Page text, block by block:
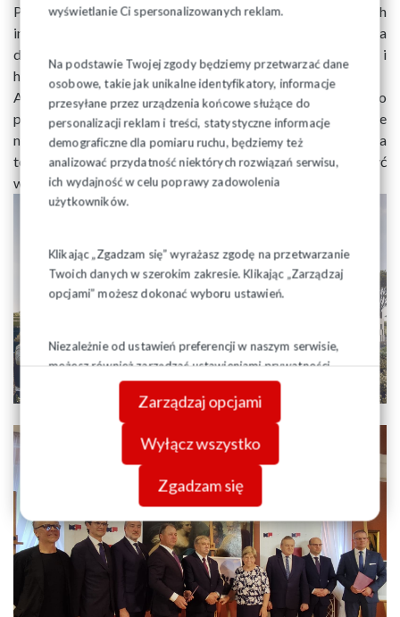
wyświetlanie Ci spersonalizowanych reklam.
Na podstawie Twojej zgody będziemy przetwarzać dane
osobowe, takie jak unikalne identyfikatory, informacje
przesyłane przez urządzenia końcowe służące do
personalizacji reklam i treści, statystyczne informacje
demograficzne dla pomiaru ruchu, będziemy też
analizować przydatność niektórych rozwiązań serwisu,
ich wydajność w celu poprawy zadowolenia
użytkowników.
Klikając „Zgadzam się” wyrażasz zgodę na przetwarzanie
Twoich danych w szerokim zakresie. Klikając „Zarządzaj
opcjami” możesz dokonać wyboru ustawień.
Niezależnie od ustawień preferencji w naszym serwisie,
możesz również zarządzać ustawieniami prywatności
swojej przeglądarki. Więcej informacji o przetwarzaniu
danych znajdziesz wPolityce prywatności.
Zarządzaj opcjami
Wyłącz wszystko
Zgadzam się
Potrzebujemy współcześnie takich autorytetów i takich
instytucji. Myślę, że postać księdza Popiełuszki jest ważna
dla całej ludzkości, wiernej wartościom chrześcijańskim i
humanistycznym – powiedział wicepremier Gliński.
Artur Kosicki Marszałek Województwa Podlaskiego
poinformował, że do końca roku ma być wydane pozwolenie
na budowę a także kosztorys, co pozwoli ogłosić przetarg na
tę inwestycję. Wyraził nadzieję, że muzeum uda się otworzyć
w 2025 roku.